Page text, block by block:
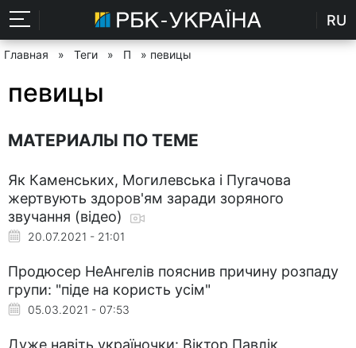
RU
Главная » Теги » П » певицы
певицы
МАТЕРИАЛЫ ПО ТЕМЕ
Як Каменських, Могилевська і Пугачова
жертвують здоров'ям заради зоряного
звучання (відео)
20.07.2021 - 21:01
Продюсер НеАнгелів пояснив причину розпаду
групи: "піде на користь усім"
05.03.2021 - 07:53
Дуже навіть україночки: Віктор Павлік